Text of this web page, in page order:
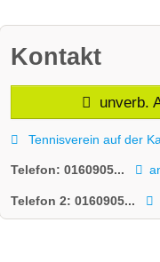
Kontakt
unverb.
Tennisverein auf der
Telefon:0160905...
Telefon 2:0160905...